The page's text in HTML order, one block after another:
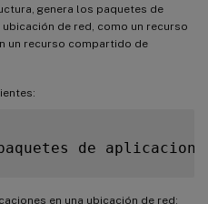
genera los paquetes de
de red, como un recurso
un recurso compartido de
de
en una ubicación de red: